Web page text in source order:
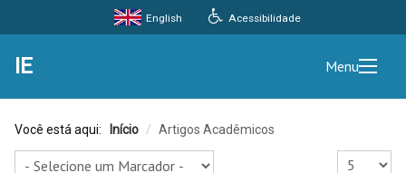
Acessibilidade
English
IE Menu
Você está aqui: Início / Artigos Acadêmicos
Exibir #